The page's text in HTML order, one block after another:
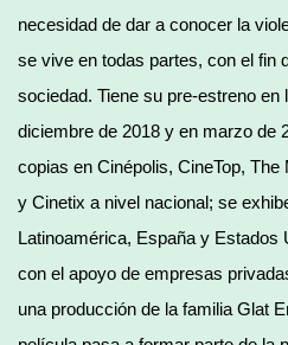
necesidad de dar a conocer la
se vive en todas partes, con el fin
sociedad. Tiene su pre-estreno en
diciembre de 2018 y en marzo de
copias en Cinépolis, CineTop,
y Cinetix a nivel nacional; se
Latinoamérica, España y Estados
con el apoyo de empresas
una producción de la familia Glat